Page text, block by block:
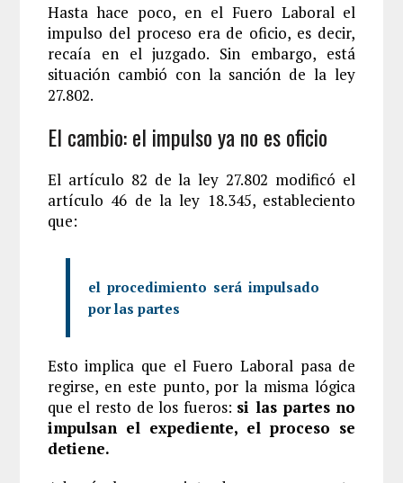
Hasta hace poco, en el Fuero Laboral el
impulso del proceso era de oficio, es decir,
recaía en el juzgado. Sin embargo, está
situación cambió con la sanción de la ley
27.802.
El cambio: el impulso ya no es oficio
El artículo 82 de la ley 27.802 modificó el
artículo 46 de la ley 18.345, estableciento
que:
el procedimiento será impulsado
por las partes
Esto implica que el Fuero Laboral pasa de
regirse, en este punto, por la misma lógica
que el resto de los fueros: si las partes no
impulsan el expediente, el proceso se
detiene.